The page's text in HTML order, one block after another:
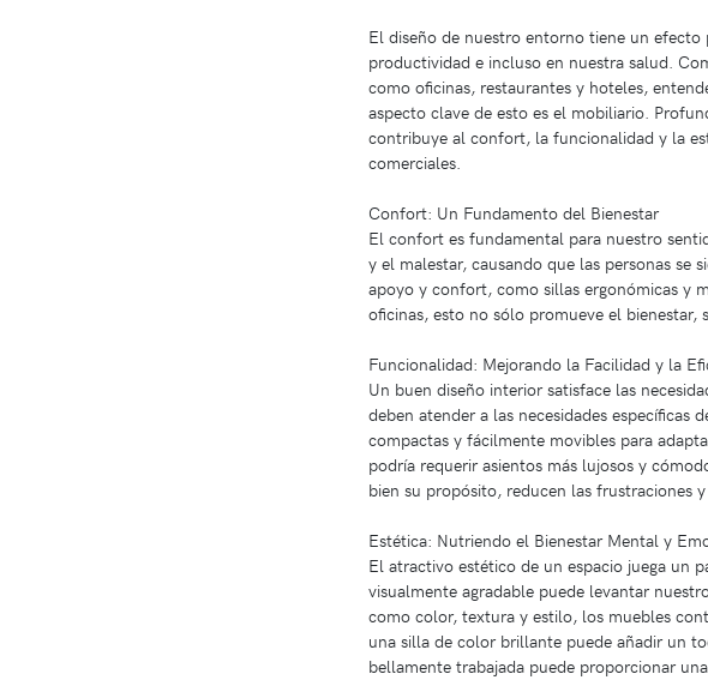
El diseño de nuestro entorno tiene un
productividad e incluso en nuestra salud.
como oficinas, restaurantes y hoteles,
aspecto clave de esto es el mobiliario.
contribuye al confort, la funcionalidad y la
comerciales.
Confort: Un Fundamento del Bienestar
El confort es fundamental para nuestro
y el malestar, causando que las personas se
apoyo y confort, como sillas ergonómicas y
oficinas, esto no sólo promueve el
Funcionalidad: Mejorando la Facilidad y la
Un buen diseño interior satisface las
deben atender a las necesidades específicas
compactas y fácilmente movibles para
podría requerir asientos más lujosos y
bien su propósito, reducen las frustraciones
Estética: Nutriendo el Bienestar Mental y
El atractivo estético de un espacio juega un
visualmente agradable puede levantar
como color, textura y estilo, los muebles
una silla de color brillante puede añadir un
bellamente trabajada puede proporcionar